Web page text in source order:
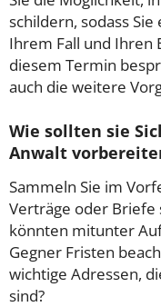
schildern, sodass
Ihrem Fall und Ihren
diesem Termin
auch die weitere
Wie sollten sie
Anwalt
Sammeln Sie im
Verträge oder Briefe
könnten mitunter
Gegner Fristen
wichtige Adressen,
sind?